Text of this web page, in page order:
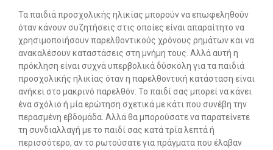
Τα παιδιά προσχολικής ηλικίας μπορούν να επωφεληθούν
όταν κάνουν συζητήσεις στις οποίες είναι απαραίτητο να
χρησιμοποιήσουν παρελθοντικούς χρόνους ρημάτων και να
ανακαλέσουν καταστάσεις στη μνήμη τους. Αλλά αυτή η
πρόκληση είναι συχνά υπερβολικά δύσκολη για τα παιδιά
προσχολικής ηλικίας όταν η παρελθοντική κατάσταση είναι
ανήκει στο μακρινό παρελθόν. Το παιδί σας μπορεί να κάνει
ένα σχόλιο ή μία ερώτηση σχετικά με κάτι που συνέβη την
περασμένη εβδομάδα. Αλλά θα μπορούσατε να παρατείνετε
τη συνδιαλλαγή με το παιδί σας κατά τρία λεπτά ή
περισσότερο, αν το ρωτούσατε για πράγματα που έλαβαν